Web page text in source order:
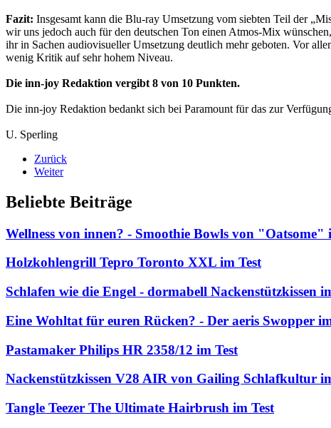
Fazit: Insgesamt kann die Blu-ray Umsetzung vom siebten Teil der
wir uns jedoch auch für den deutschen Ton einen Atmos-Mix
ihr in Sachen audiovisueller Umsetzung deutlich mehr geboten. Vor
wenig Kritik auf sehr hohem Niveau.
Die inn-joy Redaktion vergibt 8 von 10 Punkten.
Die inn-joy Redaktion bedankt sich bei Paramount für das zur
U. Sperling
Zurück
Weiter
Beliebte Beiträge
Wellness von innen? - Smoothie Bowls von "Oatsome"
Holzkohlengrill Tepro Toronto XXL im Test
Schlafen wie die Engel - dormabell Nackenstützkissen
Eine Wohltat für euren Rücken? - Der aeris Swopper
Pastamaker Philips HR 2358/12 im Test
Nackenstützkissen V28 AIR von Gailing Schlafkultur
Tangle Teezer The Ultimate Hairbrush im Test